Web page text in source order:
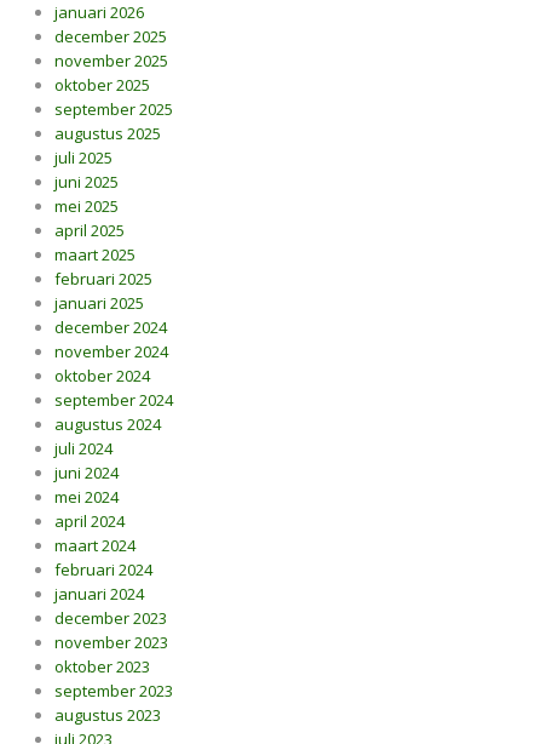
januari 2026
december 2025
november 2025
oktober 2025
september 2025
augustus 2025
juli 2025
juni 2025
mei 2025
april 2025
maart 2025
februari 2025
januari 2025
december 2024
november 2024
oktober 2024
september 2024
augustus 2024
juli 2024
juni 2024
mei 2024
april 2024
maart 2024
februari 2024
januari 2024
december 2023
november 2023
oktober 2023
september 2023
augustus 2023
juli 2023